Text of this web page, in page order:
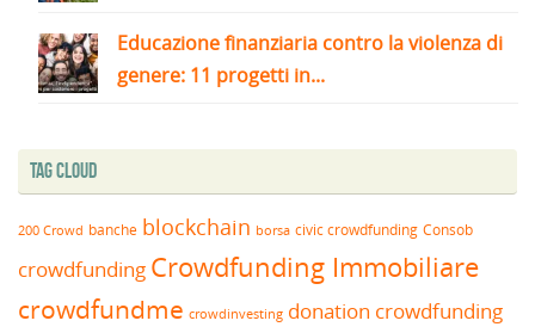
Educazione finanziaria contro la violenza di
genere: 11 progetti in...
Tag Cloud
200 Crowd banche blockchain borsa civic crowdfunding Consob
crowdfunding Crowdfunding Immobiliare
crowdfundme crowdinvesting donation crowdfunding